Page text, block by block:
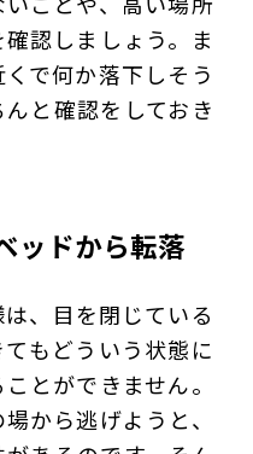
認しましょう。ま
で何か落下しそう
と確認をしておき
ッドから転落
、目を閉じている
もどういう状態に
とができません。
から逃げようと、